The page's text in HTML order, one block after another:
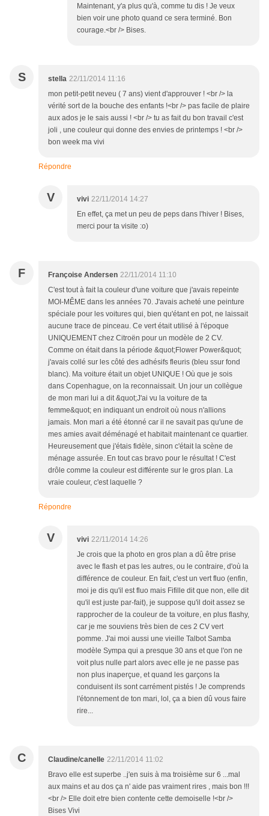
Maintenant, y'a plus qu'à, comme tu dis ! Je veux
bien voir une photo quand ce sera terminé. Bon
courage.<br /> Bises.
S stella 22/11/2014 11:16
mon petit-petit neveu ( 7 ans) vient d'approuver ! <br /> la
vérité sort de la bouche des enfants !<br /> pas facile de plaire
aux ados je le sais aussi ! <br /> tu as fait du bon travail c'est
joli , une couleur qui donne des envies de printemps ! <br />
bon week ma vivi
Répondre
V vivi 22/11/2014 14:27
En effet, ça met un peu de peps dans l'hiver ! Bises,
merci pour ta visite :o)
F Françoise Andersen 22/11/2014 11:10
C'est tout à fait la couleur d'une voiture que j'avais repeinte
MOI-MÊME dans les années 70. J'avais acheté une peinture
spéciale pour les voitures qui, bien qu'étant en pot, ne laissait
aucune trace de pinceau. Ce vert était utilisé à l'époque
UNIQUEMENT chez Citroën pour un modèle de 2 CV.
Comme on était dans la période &quot;Flower Power&quot;
j'avais collé sur les côté des adhésifs fleuris (bleu ssur fond
blanc). Ma voiture était un objet UNIQUE ! Où que je sois
dans Copenhague, on la reconnaissait. Un jour un collègue
de mon mari lui a dit &quot;J'ai vu la voiture de ta
femme&quot; en indiquant un endroit où nous n'allions
jamais. Mon mari a été étonné car il ne savait pas qu'une de
mes amies avait déménagé et habitait maintenant ce quartier.
Heureusement que j'étais fidèle, sinon c'était la scène de
ménage assurée. En tout cas bravo pour le résultat ! C'est
drôle comme la couleur est différente sur le gros plan. La
vraie couleur, c'est laquelle ?
Répondre
V vivi 22/11/2014 14:26
Je crois que la photo en gros plan a dû être prise
avec le flash et pas les autres, ou le contraire, d'où la
différence de couleur. En fait, c'est un vert fluo (enfin,
moi je dis qu'il est fluo mais Fifille dit que non, elle dit
qu'il est juste par-fait), je suppose qu'il doit assez se
rapprocher de la couleur de ta voiture, en plus flashy,
car je me souviens très bien de ces 2 CV vert
pomme. J'ai moi aussi une vieille Talbot Samba
modèle Sympa qui a presque 30 ans et que l'on ne
voit plus nulle part alors avec elle je ne passe pas
non plus inaperçue, et quand les garçons la
conduisent ils sont carrément pistés ! Je comprends
l'étonnement de ton mari, lol, ça a bien dû vous faire
rire...
C Claudine/canelle 22/11/2014 11:02
Bravo elle est superbe ..j'en suis à ma troisième sur 6 ...mal
aux mains et au dos ça n' aide pas vraiment rires , mais bon !!!
<br /> Elle doit etre bien contente cette demoiselle !<br />
Bises Vivi